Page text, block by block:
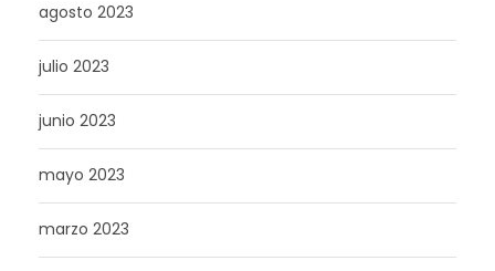
agosto 2023
julio 2023
junio 2023
mayo 2023
marzo 2023